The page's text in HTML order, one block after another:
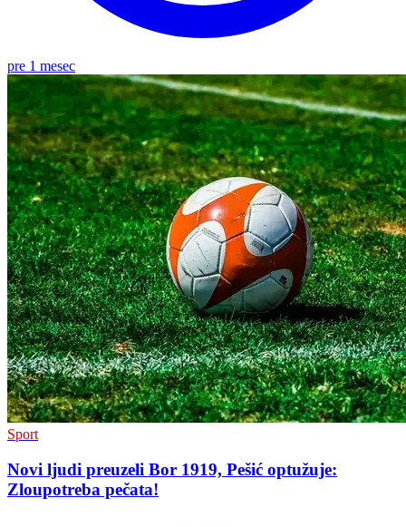
pre 1 mesec
Sport
Novi ljudi preuzeli Bor 1919, Pešić optužuje:
Zloupotreba pečata!